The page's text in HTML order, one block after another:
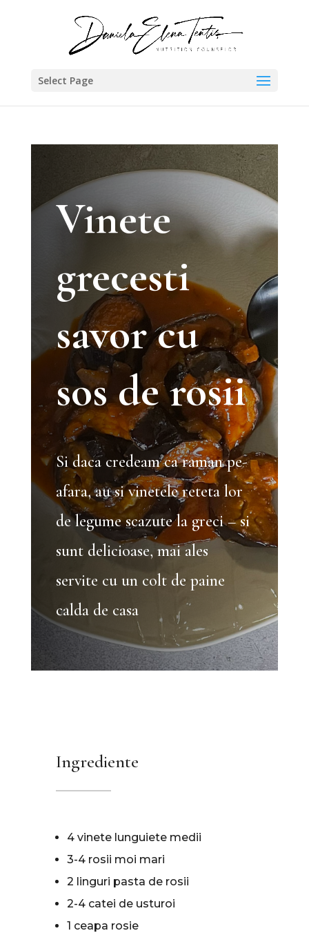
Select Page
Vinete
grecesti
savor cu
sos de rosii
Si daca credeam ca raman pe-
afara, au si vinetele reteta lor
de legume scazute la greci – si
sunt delicioase, mai ales
servite cu un colt de paine
calda de casa
Ingrediente
4 vinete lunguiete medii
3-4 rosii moi mari
2 linguri pasta de rosii
2-4 catei de usturoi
1 ceapa rosie